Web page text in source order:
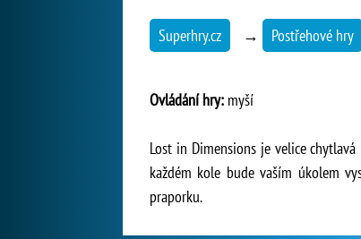
Superhry.cz → Postřehové hry
Ovládání hry: myší
Lost in Dimensions je velice
každém kole bude vaším úkolem
praporku.